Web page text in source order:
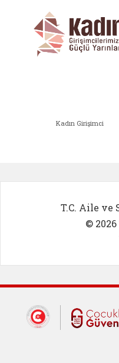
Kadın Girişimci
T.C. Aile ve
© 2026
Dış